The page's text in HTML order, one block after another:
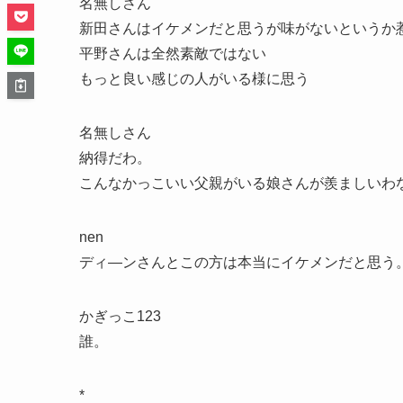
名無しさん
新田さんはイケメンだと思うが味がないというか
平野さんは全然素敵ではない
もっと良い感じの人がいる様に思う
名無しさん
納得だわ。
こんなかっこいい父親がいる娘さんが羨ましいわ
nen
ディ―ンさんとこの方は本当にイケメンだと思う。
かぎっこ123
誰。
*